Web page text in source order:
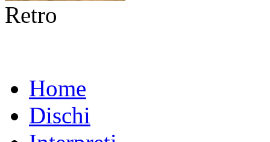
Retro
Home
Dischi